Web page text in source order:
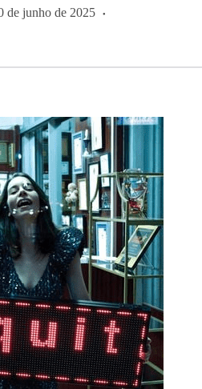
de junho de 2025